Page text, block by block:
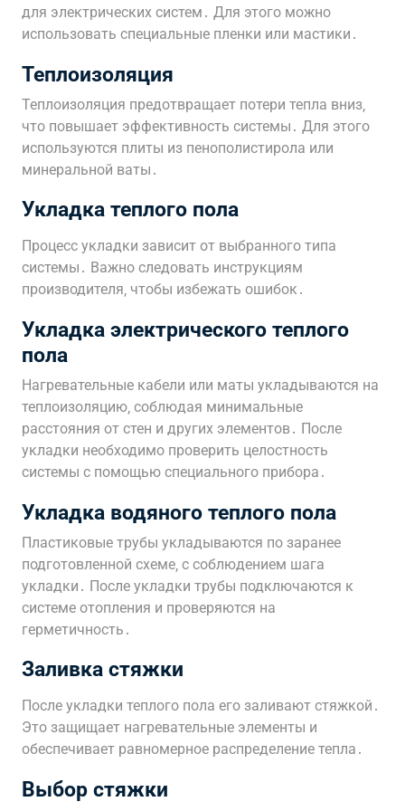
для электрических систем․ Для этого можно
использовать специальные пленки или мастики․
Теплоизоляция
Теплоизоляция предотвращает потери тепла вниз‚
что повышает эффективность системы․ Для этого
используются плиты из пенополистирола или
минеральной ваты․
Укладка теплого пола
Процесс укладки зависит от выбранного типа
системы․ Важно следовать инструкциям
производителя‚ чтобы избежать ошибок․
Укладка электрического теплого
пола
Нагревательные кабели или маты укладываются на
теплоизоляцию‚ соблюдая минимальные
расстояния от стен и других элементов․ После
укладки необходимо проверить целостность
системы с помощью специального прибора․
Укладка водяного теплого пола
Пластиковые трубы укладываются по заранее
подготовленной схеме‚ с соблюдением шага
укладки․ После укладки трубы подключаются к
системе отопления и проверяются на
герметичность․
Заливка стяжки
После укладки теплого пола его заливают стяжкой․
Это защищает нагревательные элементы и
обеспечивает равномерное распределение тепла․
Выбор стяжки